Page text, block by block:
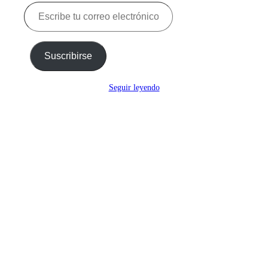
Escribe
tu
correo
Suscribirse
Seguir leyendo